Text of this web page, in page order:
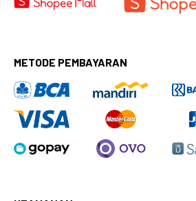
METODE PEMBAYARAN